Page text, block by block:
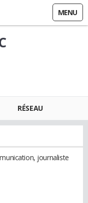
MENU
RÉSEAU
journaliste